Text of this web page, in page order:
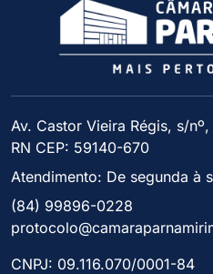
Av. Castor Vieira Régis, s/
RN CEP: 59140-670
Atendimento: De segunda à
(84) 99896-0228
CNPJ: 09.116.070/0001-84